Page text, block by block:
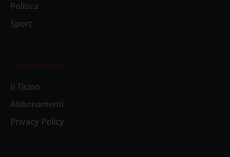
Politica
Sport
Il settimanale
Il Ticino
Abbonamenti
Privacy Policy